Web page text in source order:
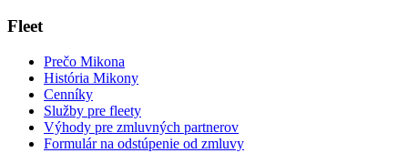
Fleet
Prečo Mikona
História Mikony
Cenníky
Služby pre fleety
Výhody pre zmluvných partnerov
Formulár na odstúpenie od zmluvy